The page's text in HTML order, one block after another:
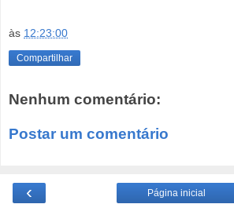
às 12:23:00
Compartilhar
Nenhum comentário:
Postar um comentário
‹ Página inicial